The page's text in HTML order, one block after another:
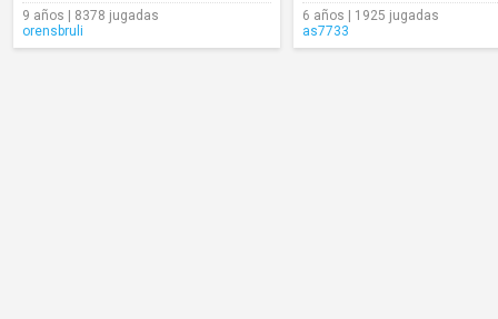
9 años | 8378 jugadas
orensbruli
6 años | 1925 jugadas
as7733